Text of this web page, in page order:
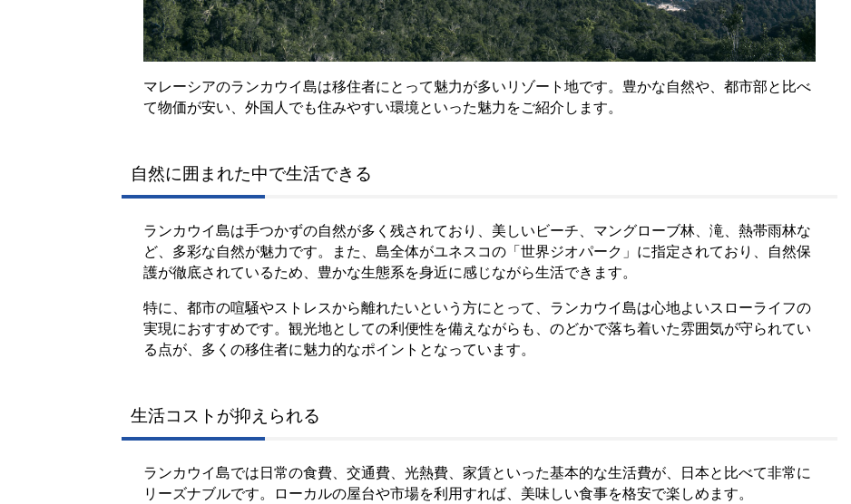
マレーシアのランカウイ島は移住者にとって魅力が多いリゾート地です。豊かな自然や、都市部と比べ
て物価が安い、外国人でも住みやすい環境といった魅力をご紹介します。
自然に囲まれた中で生活できる
ランカウイ島は手つかずの自然が多く残されており、美しいビーチ、マングローブ林、滝、熱帯雨林な
ど、多彩な自然が魅力です。また、島全体がユネスコの「世界ジオパーク」に指定されており、自然保
護が徹底されているため、豊かな生態系を身近に感じながら生活できます。
特に、都市の喧騒やストレスから離れたいという方にとって、ランカウイ島は心地よいスローライフの
実現におすすめです。観光地としての利便性を備えながらも、のどかで落ち着いた雰囲気が守られてい
る点が、多くの移住者に魅力的なポイントとなっています。
生活コストが抑えられる
ランカウイ島では日常の食費、交通費、光熱費、家賃といった基本的な生活費が、日本と比べて非常に
リーズナブルです。ローカルの屋台や市場を利用すれば、美味しい食事を格安で楽しめます。